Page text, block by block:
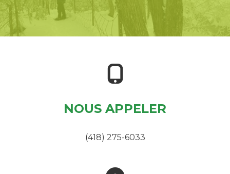
NOUS APPELER
(418) 275-6033